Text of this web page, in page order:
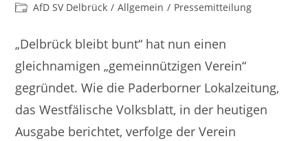
AfD SV Delbrück / Allgemein / Pressemitteilung
„Delbrück bleibt bunt“ hat nun einen
gleichnamigen „gemeinnützigen Verein“
gegründet. Wie die Paderborner Lokalzeitung,
das Westfälische Volksblatt, in der heutigen
Ausgabe berichtet, verfolge der Verein